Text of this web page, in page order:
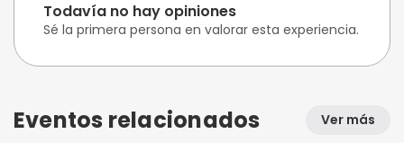
Todavía no hay opiniones
Sé la primera persona en valorar esta experiencia.
Eventos relacionados Ver más